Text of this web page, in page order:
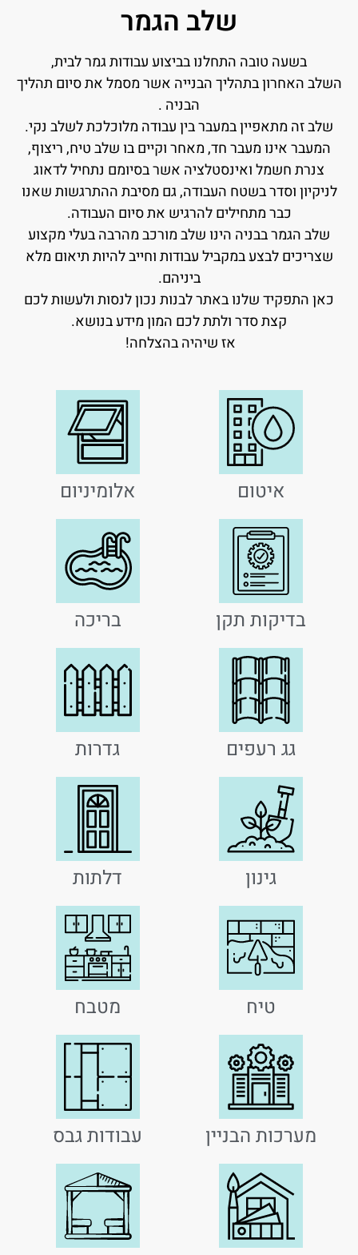
שלב הגמר
בשעה טובה התחלנו בביצוע עבודות גמר לבית,
השלב האחרון בתהליך הבנייה אשר מסמל את סיום תהליך
הבניה .
שלב זה מתאפיין במעבר בין עבודה מלוכלכת לשלב נקי.
המעבר אינו מעבר חד, מאחר וקיים בו שלב טיח, ריצוף,
צנרת חשמל ואינסטלציה אשר בסיומם נתחיל לדאוג
לניקיון וסדר בשטח העבודה, גם מסיבת ההתרגשות שאנו
כבר מתחילים להרגיש את סיום העבודה.
שלב הגמר בבניה הינו שלב מורכב מהרבה בעלי מקצוע
שצריכים לבצע במקביל עבודות וחייב להיות תיאום מלא
ביניהם.
כאן התפקיד שלנו באתר לבנות נכון לנסות ולעשות לכם
קצת סדר ולתת לכם המון מידע בנושא.
אז שיהיה בהצלחה!
איטום אלומיניום
בדיקות תקן בריכה
גג רעפים גדרות
גינון דלתות
טיח מטבח
מערכות הבניין עבודות גבס